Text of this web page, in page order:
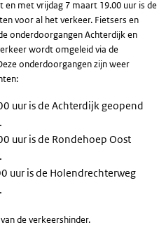
en met vrijdag 7 maart 19.00 uur is de
voor al het verkeer. Fietsers en
onderdoorgangen Achterdijk en
wordt omgeleid via de
onderdoorgangen zijn weer
uur is de Achterdijk geopend
uur is de Rondehoep Oost
uur is de Holendrechterweg
de verkeershinder.